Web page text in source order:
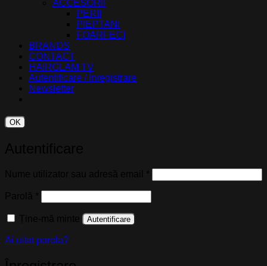
ACCESORII
PERII
PIEPTANI
FOARFECI
BRANDS
CONTACT
HAIRGLAM TV
Autentificare / Înregistrare
Newsletter
OK
Autentificare
Ai uitat parola?